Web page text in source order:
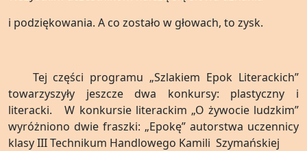
i podziękowania. A co zostało w głowach, to zysk.
Tej części programu „Szlakiem Epok Literackich”
towarzyszyły jeszcze dwa konkursy: plastyczny i
literacki. W konkursie literackim „O żywocie ludzkim”
wyróżniono dwie fraszki: „Epokę” autorstwa uczennicy
klasy III Technikum Handlowego Kamili Szymańskiej